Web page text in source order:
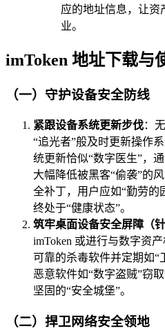
应的地址信息，让资
业。
imToken 地址下载与
（一）守护设备安全防线
紧跟设备系统更新步伐：
“追光者”般及时更新操作
统更新恰似“数字医生”，
大幅降低被黑客“偷袭”的
全补丁，用户应如“勤劳的
终处于“健康状态”。
筑牢桌面设备安全屏障（针
imToken 或进行与数字资
可靠的杀毒软件并定期如“
恶意软件如“数字盗贼”窃
坚固的“安全城堡”。
（二）捍卫网络安全领地